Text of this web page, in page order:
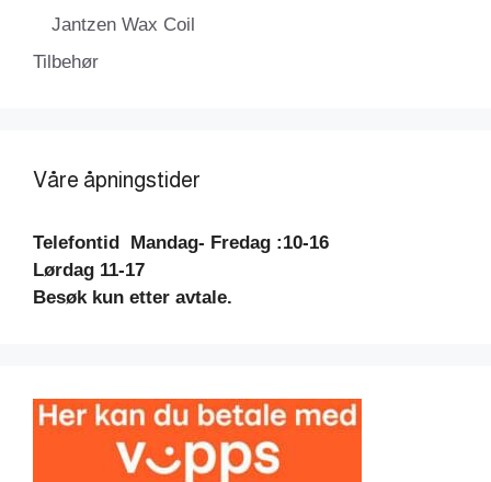
Jantzen Wax Coil
Tilbehør
Våre åpningstider
Telefontid Mandag- Fredag :10-16
Lørdag 11-17
Besøk kun etter avtale.